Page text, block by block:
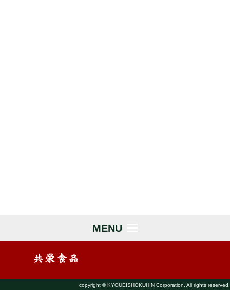
MENU
copyright © KYOUEISHOKUHIN Corporation. All rights reserved.